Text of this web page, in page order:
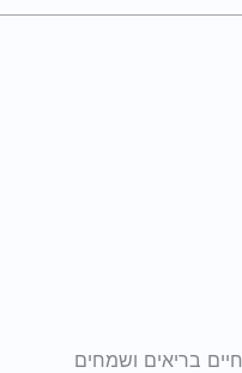
בריאים ושמחים